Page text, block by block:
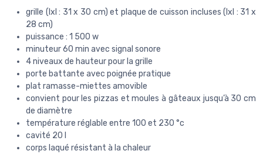
grille (lxl : 31 x 30 cm) et plaque de cuisson incluses (lxl : 31 x
28 cm)
puissance : 1 500 w
minuteur 60 min avec signal sonore
4 niveaux de hauteur pour la grille
porte battante avec poignée pratique
plat ramasse-miettes amovible
convient pour les pizzas et moules à gâteaux jusqu’à 30 cm
de diamètre
température réglable entre 100 et 230 °c
cavité 20 l
corps laqué résistant à la chaleur